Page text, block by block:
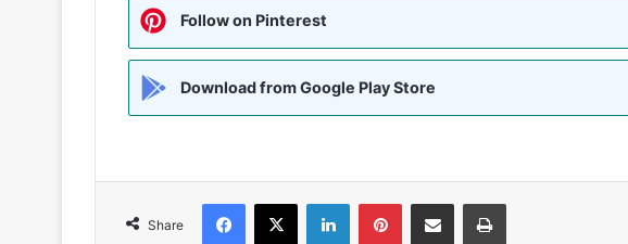
Follow on Pinterest
Download from Google Play Store
Share
Facebook
X LinkedInPinterestShare via Email Print